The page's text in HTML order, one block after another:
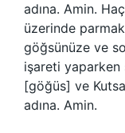
adına. Amin.
üzerinde
göğsünüze ve
işareti yaparken
[göğüs] ve
adına. Amin.